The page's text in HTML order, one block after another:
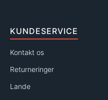
KUNDESERVICE
Kontakt os
Returneringer
Lande